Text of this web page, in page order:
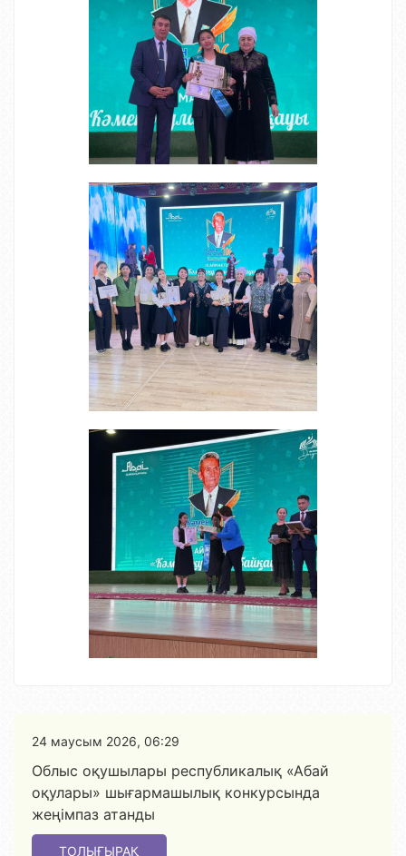
24 маусым 2026, 06:29
Облыс оқушылары республикалық «Абай
оқулары» шығармашылық конкурсында
жеңімпаз атанды
ТОЛЫҒЫРАҚ